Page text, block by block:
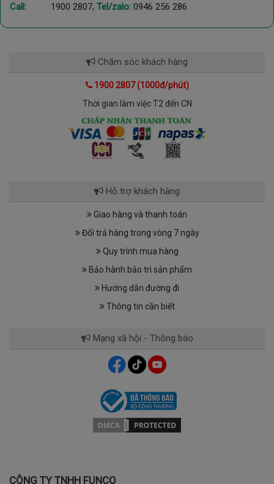
Call:
1900 2807, Tel/zalo: 0946 256 286
Chăm sóc khách hàng
1900 2807 (1000đ/phút)
Thời gian làm việc T2 đến CN
Hỗ trợ khách hàng
Giao hàng và thanh toán
Đổi trả hàng trong vòng 7 ngày
Quy trình mua hàng
Bảo hành bảo trì sản phẩm
Hướng dẫn đường đi
Thông tin cần biết
Mạng xã hội - Thông báo
CÔNG TY TNHH FUNCO